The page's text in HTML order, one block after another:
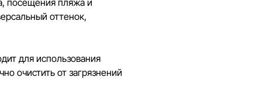
уведомления.
возможные ошибки в кратчайшие
оттенок,
для использования
очистить от загрязнений